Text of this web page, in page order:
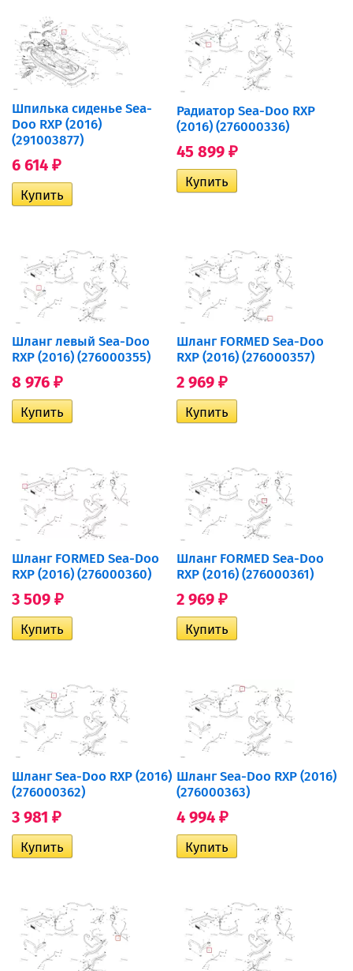
Шпилька сиденье Sea-
Doo RXP (2016)
(291003877)
6 614 ₽
Радиатор Sea-Doo RXP
(2016) (276000336)
45 899 ₽
Шланг левый Sea-Doo
RXP (2016) (276000355)
8 976 ₽
Шланг FORMED Sea-Doo
RXP (2016) (276000357)
2 969 ₽
Шланг FORMED Sea-Doo
RXP (2016) (276000360)
3 509 ₽
Шланг FORMED Sea-Doo
RXP (2016) (276000361)
2 969 ₽
Шланг Sea-Doo RXP (2016)
(276000362)
3 981 ₽
Шланг Sea-Doo RXP (2016)
(276000363)
4 994 ₽